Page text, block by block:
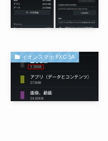
イオンスマホ FXC-5A